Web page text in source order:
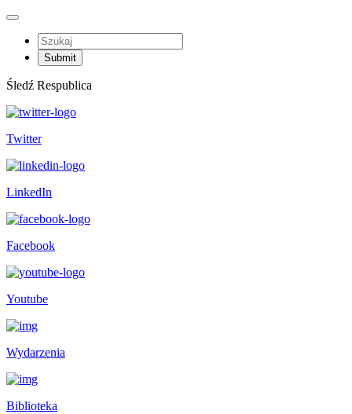
Śledź Respublica
Twitter
LinkedIn
Facebook
Youtube
Wydarzenia
Biblioteka